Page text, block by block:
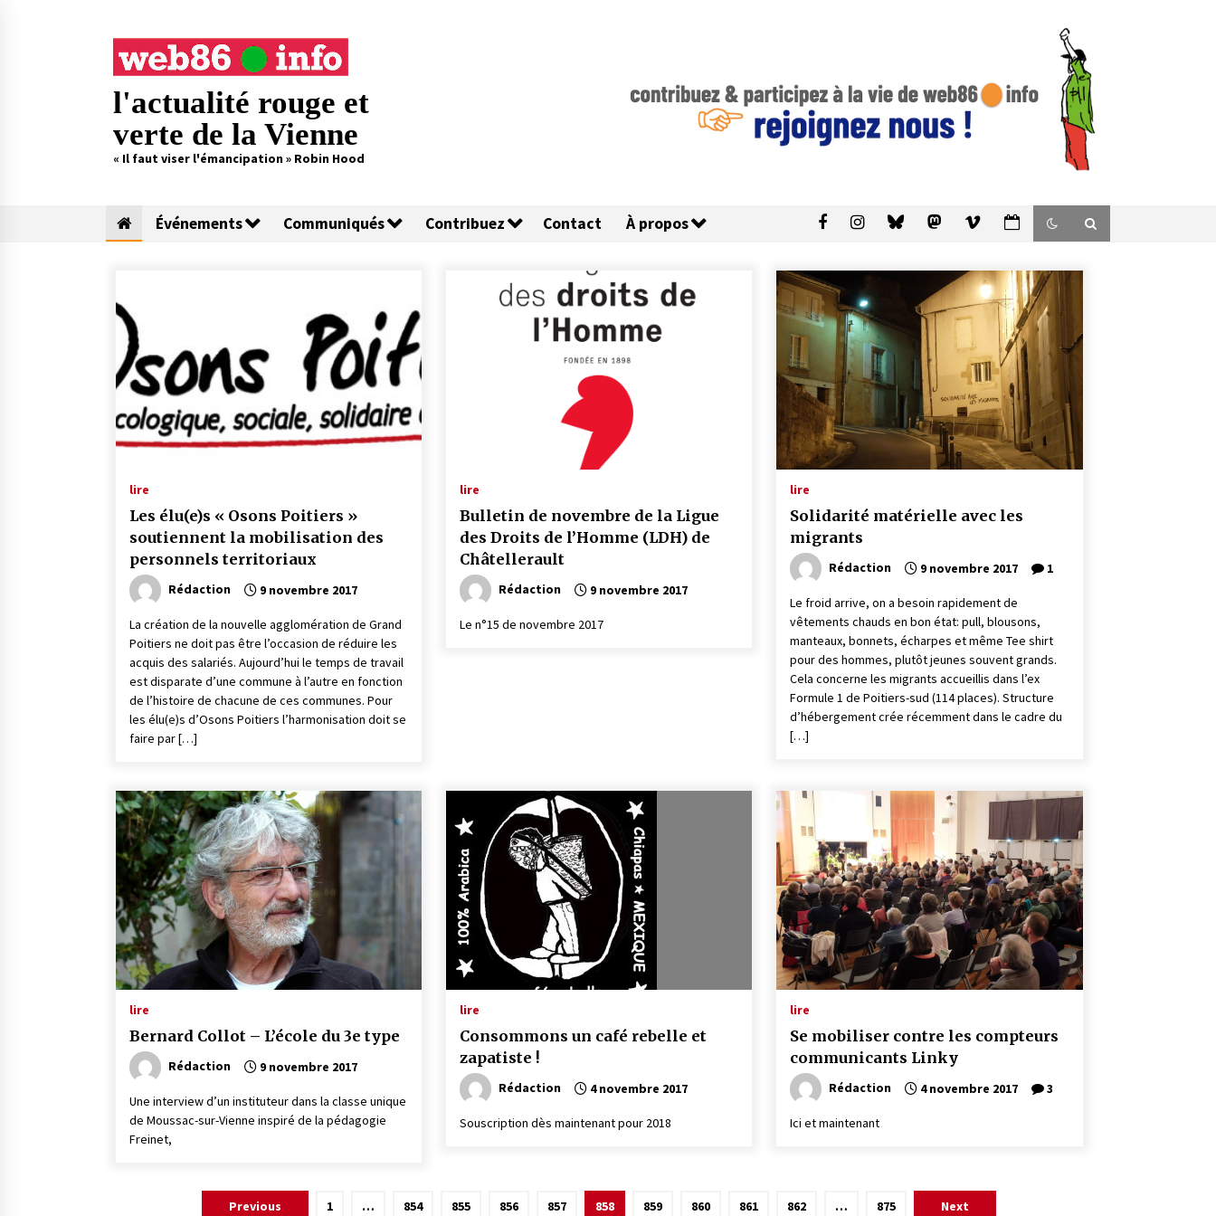
l'actualité rouge et
verte de la Vienne
« Il faut viser l'émancipation » Robin Hood
Événements Communiqués Contribuez Contact À propos
lire
Les élu(e)s « Osons Poitiers »
soutiennent la mobilisation des
personnels territoriaux
Rédaction 9 novembre 2017
La création de la nouvelle agglomération de Grand
Poitiers ne doit pas être l’occasion de réduire les
acquis des salariés. Aujourd’hui le temps de travail
est disparate d’une commune à l’autre en fonction
de l’histoire de chacune de ces communes. Pour
les élu(e)s d’Osons Poitiers l’harmonisation doit se
faire par […]
lire
Bulletin de novembre de la Ligue
des Droits de l’Homme (LDH) de
Châtellerault
Rédaction 9 novembre 2017
Le n°15 de novembre 2017
lire
Solidarité matérielle avec les
migrants
Rédaction 9 novembre 2017 1
Le froid arrive, on a besoin rapidement de
vêtements chauds en bon état: pull, blousons,
manteaux, bonnets, écharpes et même Tee shirt
pour des hommes, plutôt jeunes souvent grands.
Cela concerne les migrants accueillis dans l’ex
Formule 1 de Poitiers-sud (114 places). Structure
d’hébergement crée récemment dans le cadre du
[…]
lire
Bernard Collot – L’école du 3e type
Rédaction 9 novembre 2017
Une interview d’un instituteur dans la classe unique
de Moussac-sur-Vienne inspiré de la pédagogie
Freinet,
lire
Consommons un café rebelle et
zapatiste !
Rédaction 4 novembre 2017
Souscription dès maintenant pour 2018
lire
Se mobiliser contre les compteurs
communicants Linky
Rédaction 4 novembre 2017 3
Ici et maintenant
Previous 1 … 854 855 856 857 858 859 860 861 862 … 875 Next